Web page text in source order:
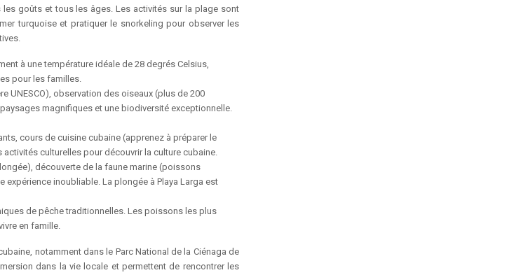
goûts et tous les âges. Les activités sur la plage sont
turquoise et pratiquer le snorkeling pour observer les
à une température idéale de 28 degrés Celsius,
pour les familles.
UNESCO), observation des oiseaux (plus de 200
magnifiques et une biodiversité exceptionnelle.
cours de cuisine cubaine (apprenez à préparer le
culturelles pour découvrir la culture cubaine.
découverte de la faune marine (poissons
inoubliable. La plongée à Playa Larga est
de pêche traditionnelles. Les poissons les plus
en famille.
notamment dans le Parc National de la Ciénaga de
dans la vie locale et permettent de rencontrer les